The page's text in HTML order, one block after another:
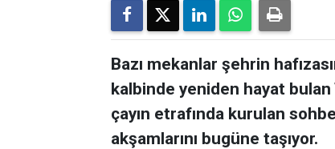
Bazı mekanlar şehrin
kalbinde yeniden hayat
çayın etrafında kurulan
akşamlarını bugüne taşıyor.